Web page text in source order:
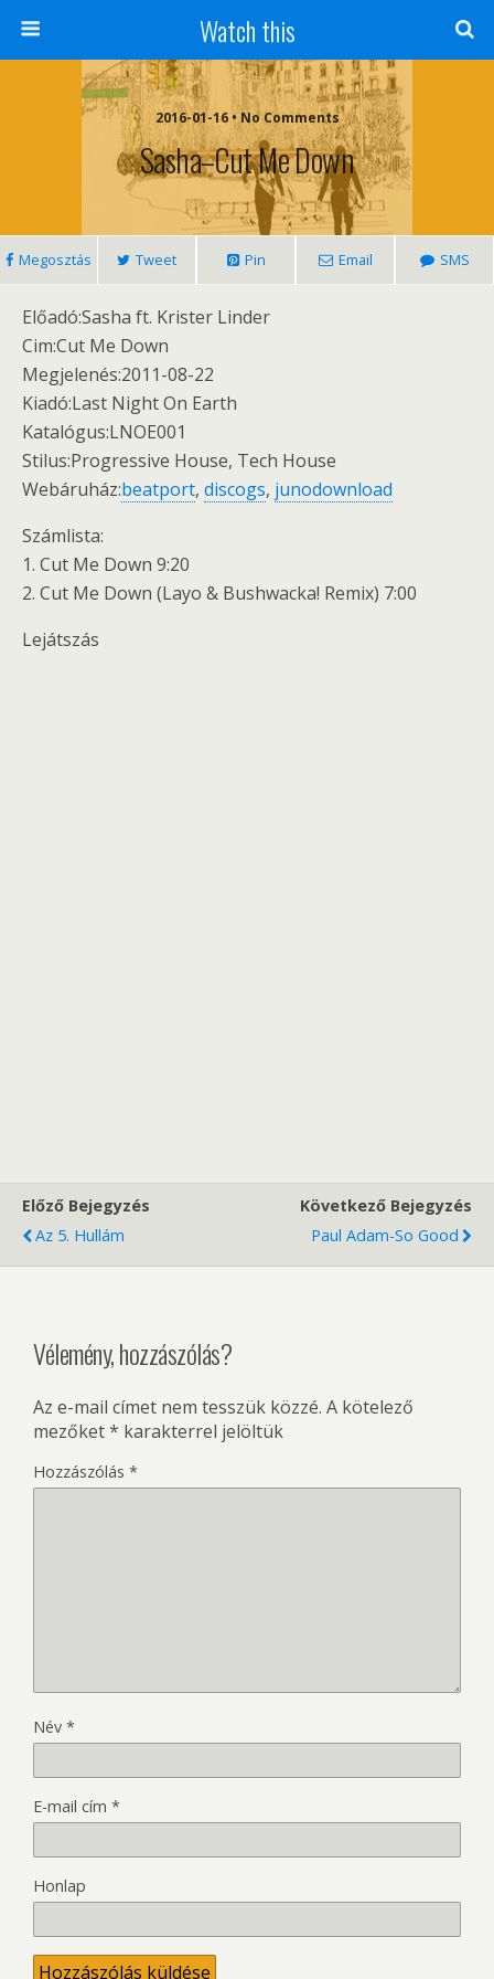
Watch this
2016-01-16 • No Comments
Sasha–Cut Me Down
Megosztás Tweet Pin Email SMS
Előadó:Sasha ft. Krister Linder
Cim:Cut Me Down
Megjelenés:2011-08-22
Kiadó:Last Night On Earth
Katalógus:LNOE001
Stilus:Progressive House, Tech House
Webáruház:beatport, discogs, junodownload
Számlista:
1. Cut Me Down 9:20
2. Cut Me Down (Layo & Bushwacka! Remix) 7:00
Lejátszás
Előző Bejegyzés
Az 5. Hullám
Következő Bejegyzés
Paul Adam-So Good
Vélemény, hozzászólás?
Az e-mail címet nem tesszük közzé. A kötelező
mezőket* karakterrel jelöltük
Hozzászólás *
Név *
E-mail cím *
Honlap